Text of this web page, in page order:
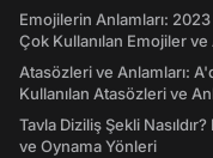
Emojilerin Anlamları:
Çok Kullanılan Emojiler ve
Atasözleri ve Anlamları:
Kullanılan Atasözleri ve
Tavla Diziliş Şekli
ve Oynama Yönleri